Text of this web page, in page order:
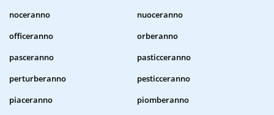
noceranno
nuoceranno
officeranno
orberanno
pasceranno
pasticceranno
perturberanno
pesticceranno
piaceranno
piomberanno